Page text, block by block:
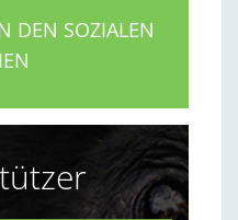
DEN SOZIALEN